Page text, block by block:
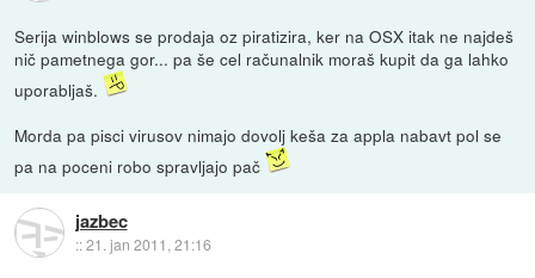
Serija winblows se prodaja oz piratizira, ker na OSX itak ne najdeš
nič pametnega gor... pa še cel računalnik moraš kupit da ga lahko
uporabljaš.
Morda pa pisci virusov nimajo dovolj keša za appla nabavt pol se
pa na poceni robo spravljajo pač
jazbec
::21. jan 2011, 21:16